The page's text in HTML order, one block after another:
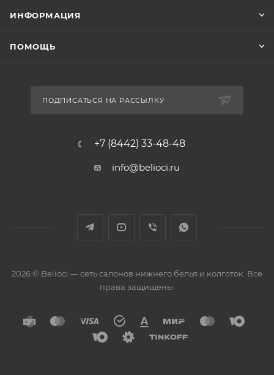
ИНФОРМАЦИЯ
ПОМОЩЬ
ПОДПИСАТЬСЯ НА РАССЫЛКУ
+7 (8442) 33-48-48
info@belioci.ru
2026 © Belioci — сеть салонов нижнего белья и колготок. Все
права защищены.